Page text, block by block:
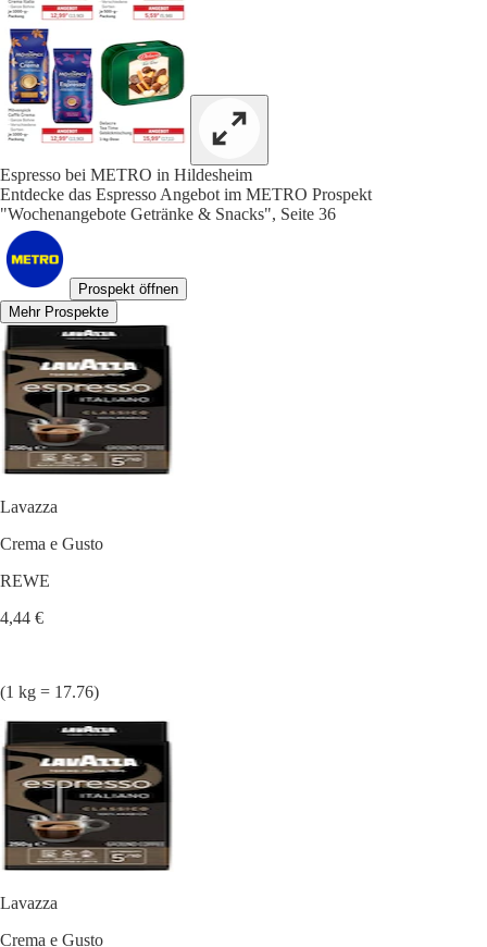
Espresso bei METRO in Hildesheim
Entdecke das Espresso Angebot im METRO Prospekt
"Wochenangebote Getränke & Snacks", Seite 36
Prospekt öffnen
Mehr Prospekte
Lavazza
Crema e Gusto
REWE
4,44 €
(1 kg = 17.76)
Lavazza
Crema e Gusto